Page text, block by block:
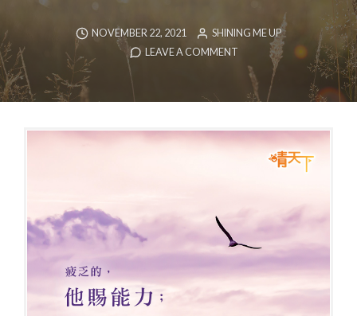
NOVEMBER 22, 2021
SHINING ME UP
LEAVE A COMMENT